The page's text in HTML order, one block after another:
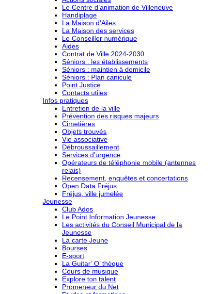
Le Centre d’animation de Villeneuve
Handiplage
La Maison d’Ailes
La Maison des services
Le Conseiller numérique
Aides
Contrat de Ville 2024-2030
Séniors : les établissements
Séniors : maintien à domicile
Séniors : Plan canicule
Point Justice
Contacts utiles
Infos pratiques
Entretien de la ville
Prévention des risques majeurs
Cimetières
Objets trouvés
Vie associative
Débroussaillement
Services d’urgence
Opérateurs de téléphonie mobile (antennes
relais)
Recensement, enquêtes et concertations
Open Data Fréjus
Fréjus, ville jumelée
Jeunesse
Club Ados
Le Point Information Jeunesse
Les activités du Conseil Municipal de la
Jeunesse
La carte Jeune
Bourses
E-sport
La Guitar’ O’ thèque
Cours de musique
Explore ton talent
Promeneur du Net